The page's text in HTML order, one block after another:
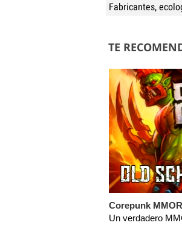
Fabricantes,
TE
Corepunk
Un verdadero